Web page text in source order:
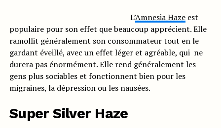
L’Amnesia Hazeest
populaire pour son effet que beaucoup apprécient. Elle
ramollit généralement son consommateur tout en le
gardant éveillé, avec un effet léger et agréable, qui ne
durera pas énormément. Elle rend généralement les
gens plus sociables et fonctionnent bien pour les
migraines, la dépression ou les nausées.
Super Silver Haze